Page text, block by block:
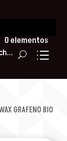
0 elementos
GRAFENO BIO